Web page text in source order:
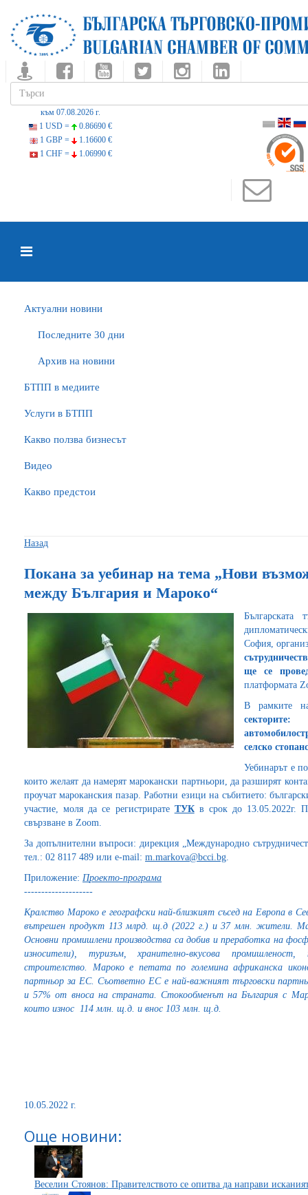
към 07.08.2026 г.
1 USD =
0.86690 €
1 GBP =
1.16600 €
1 CHF =
1.06990 €
Актуални новини
Последните 30 дни
Архив на новини
БTПП в медиите
Услуги в БТПП
Какво ползва бизнесът
Видео
Какво предстои
Назад
Покана за уебинар на тема „Нови
между България и Мароко“
Българската
София,
ще се
платформата
В рамките
секторите:
селско
Уебинарът е
които желаят да намeрят марокански партньори, да разширят
проучат мароканския пазар. Работни езици на събитието:
участие, моля да се регистрирате ТУКв срок до 13.05.2022г.
свързване в Zoom.
За допълнителни въпроси: дирекция „Международно
тел.: 02 8117 489 или e-mail: m.markova@bcci.bg.
Приложение: Проекто-програма
--------------------
Кралство Мароко е географски най-близкият съсед на Европа в
вътрешен продукт 113 млрд. щ.д (2022 г.) и 37 млн. жители.
Основни промишлени производства са добив и преработка на
износители), туризъм, хранително-вкусова
строителство. Мароко е петата по големина африканска
партньор за ЕС. Съответно ЕС е най-важният търговски
и 57% от вноса на страната. Стокообменът на България с
които износ 114 млн. щ.д. и внос 103 млн. щ.д.
10.05.2022 г.
Още новини:
Веселин Стоянов: Правителството се опитва да направи